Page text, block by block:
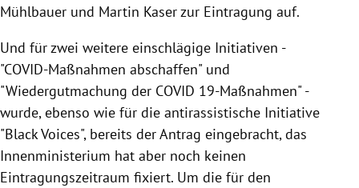
Mühlbauer und Martin Kaser zur Eintragung auf.
Und für zwei weitere einschlägige Initiativen -
"COVID-Maßnahmen abschaffen" und
"Wiedergutmachung der COVID 19-Maßnahmen" -
wurde, ebenso wie für die antirassistische Initiative
"Black Voices", bereits der Antrag eingebracht, das
Innenministerium hat aber noch keinen
Eintragungszeitraum fixiert. Um die für den